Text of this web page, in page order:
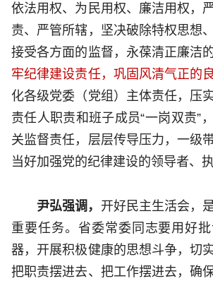
依法用权、为民用权、廉洁用权，
责、严管所辖，坚决破除特权思想
接受各方面的监督，永葆清正廉洁
牢纪律建设责任，巩固风清气正的
化各级党委（党组）主体责任，压
责任人职责和班子成员“一岗双责”
关监督责任，层层传导压力，一级
当好加强党的纪律建设的领导者、
尹弘强调， 开好民主生活会，
重要任务。省委常委同志要用好
器，开展积极健康的思想斗争，切
把职责摆进去、把工作摆进去，确